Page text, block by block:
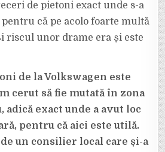
CE
SĂ
MOARĂ
OAMENI
PENTRU
TRECERE
PIETONI?”
de pietoni exact unde s-a
că pe acolo foarte multă
riscul unor drame era și este
de la Volkswagen este
cerut să fie mutată în zona
exact unde a avut loc
pentru că aici este utilă.
un consilier local care și-a